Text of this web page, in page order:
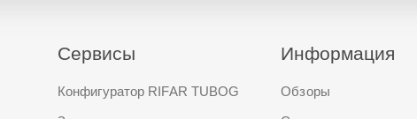
Сервисы
Конфигуратор RIFAR TUBOG
Информация
Обзоры